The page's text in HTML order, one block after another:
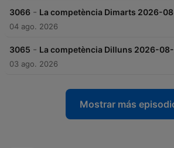
3066 - La competència Dimarts 2026-
04 ago. 2026
3065 - La competència Dilluns 2026-
03 ago. 2026
Mostrar más